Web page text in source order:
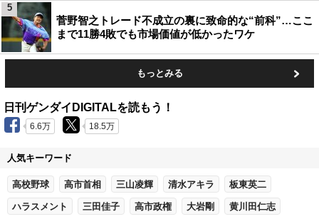
菅野智之トレード不成立の裏に致命的な“前科”…ここ
まで11勝4敗でも市場価値が低かったワケ
5
もっとみる
日刊ゲンダイDIGITALを読もう！
6.6万 18.5万
人気キーワード
高校野球 高市首相 三山凌輝 清水アキラ 板東英二
ハラスメント 三田佳子 高市政権 大岩剛 黄川田仁志